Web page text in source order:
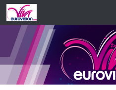
Saltar al contenido